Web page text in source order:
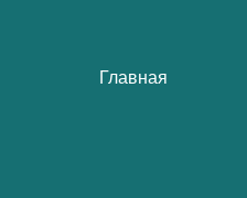
Главная